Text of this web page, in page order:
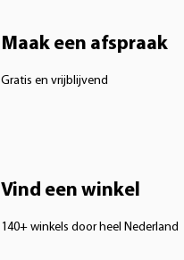
Maak een afspraak
Gratis en vrijblijvend
Vind een winkel
140+ winkels door heel Nederland